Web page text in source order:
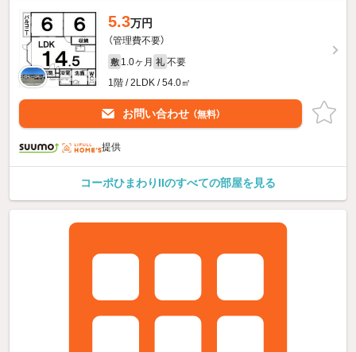
5.3万円
（管理費不要）
敷 1.0ヶ月 礼 不要
1階 / 2LDK / 54.0㎡
お問い合わせ （無料）
提供
コーポひまわりIIのすべての部屋を見る